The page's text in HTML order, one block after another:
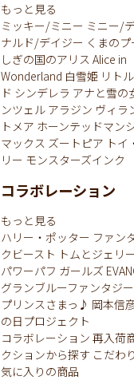
もっと見る
ミッキー/ミニー ミニー/
ナルド/デイジー くまの
しぎの国のアリス Alice in
Wonderland 白雪姫 リト
ド シンデレラ アナと雪の
ンツェル アラジン ヴィラ
トメア ホーンテッドマン
マックス ズートピア トイ
リー モンスターズインク
コラボレーション
もっと見る
ハリー・ポッター ファン
クビースト トムとジェリー
パワーパフ ガールズ
グランブルーファンタジー
プリンスさまっ♪ 岡本信
の日プロジェクト
コラボレーション 再入荷
クションから探す こだわ
気に入りの商品